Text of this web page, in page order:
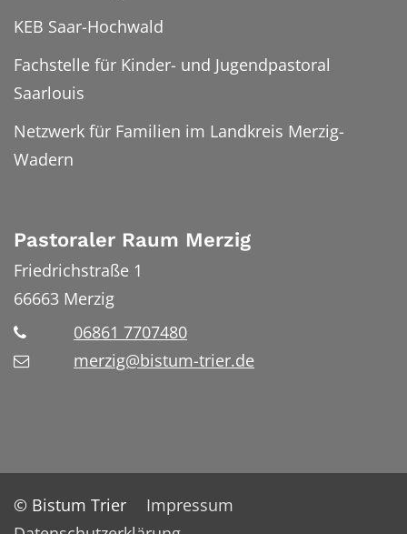
KEB Saar-Hochwald
Fachstelle für Kinder- und Jugendpastoral
Saarlouis
Netzwerk für Familien im Landkreis Merzig-
Wadern
Pastoraler Raum Merzig
Friedrichstraße 1
66663 Merzig
06861 7707480
merzig@bistum-trier.de
© Bistum Trier
Impressum